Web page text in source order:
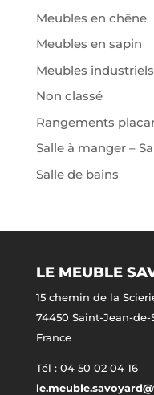
Meubles en chêne
Meubles en sapin
Meubles industriels
Non classé
Rangements
Salle à manger –
Salle de bains
LE MEUBLE
15 chemin de la
74450 Saint-Jean-de-
France
Tél : 04 50 02 04 16